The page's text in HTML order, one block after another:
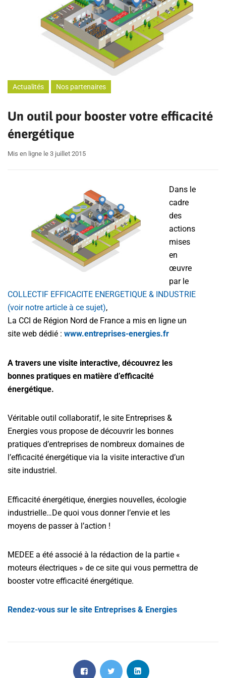
Actualités Nos partenaires
Un outil pour booster votre efficacité
énergétique
Mis en ligne le 3 juillet 2015
Dans le
cadre
des
actions
mises
en
œuvre
par le
COLLECTIF EFFICACITE ENERGETIQUE & INDUSTRIE
(voir notre article à ce sujet),
La CCI de Région Nord de France a mis en ligne un
site web dédié : www.entreprises-energies.fr
A travers une visite interactive, découvrez les
bonnes pratiques en matière d’efficacité
énergétique.
Véritable outil collaboratif, le site Entreprises &
Energies vous propose de découvrir les bonnes
pratiques d’entreprises de nombreux domaines de
l’efficacité énergétique via la visite interactive d’un
site industriel.
Efficacité énergétique, énergies nouvelles, écologie
industrielle…De quoi vous donner l’envie et les
moyens de passer à l’action !
MEDEE a été associé à la rédaction de la partie «
moteurs électriques » de ce site qui vous permettra de
booster votre efficacité énergétique.
Rendez-vous sur le site Entreprises & Energies